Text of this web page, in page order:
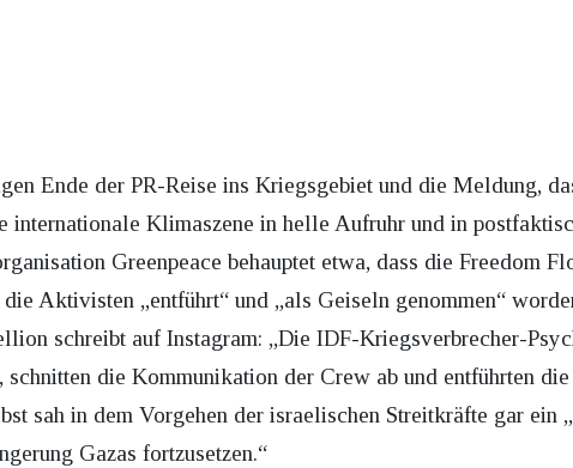
Ende der PR-Reise ins Kriegsgebiet und die Meldung,
internationale Klimaszene in helle Aufruhr und in
Greenpeace behauptet etwa, dass die Freedom
Aktivisten „entführt“ und „als Geiseln genommen“
schreibt auf Instagram: „Die IDF-Kriegsverbrecher-
die Kommunikation der Crew ab und entführten
sah in dem Vorgehen der israelischen Streitkräfte gar ein
Gazas fortzusetzen.“